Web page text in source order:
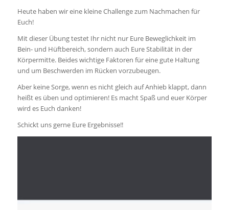
Heute haben wir eine kleine Challenge zum Nachmachen für
Euch!
Mit dieser Übung testet Ihr nicht nur Eure Beweglichkeit im
Bein- und Hüftbereich, sondern auch Eure Stabilität in der
Körpermitte. Beides wichtige Faktoren für eine gute Haltung
und um Beschwerden im Rücken vorzubeugen.
Aber keine Sorge, wenn es nicht gleich auf Anhieb klappt, dann
heißt es üben und optimieren! Es macht Spaß und euer Körper
wird es Euch danken!
Schickt uns gerne Eure Ergebnisse!!